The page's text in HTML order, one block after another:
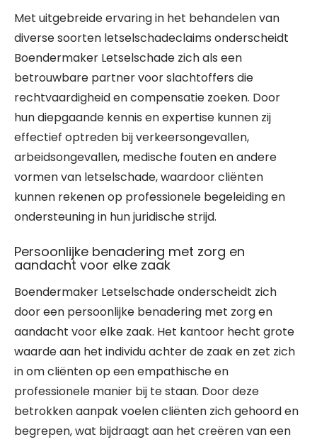
Met uitgebreide ervaring in het behandelen van
diverse soorten letselschadeclaims onderscheidt
Boendermaker Letselschade zich als een
betrouwbare partner voor slachtoffers die
rechtvaardigheid en compensatie zoeken. Door
hun diepgaande kennis en expertise kunnen zij
effectief optreden bij verkeersongevallen,
arbeidsongevallen, medische fouten en andere
vormen van letselschade, waardoor cliënten
kunnen rekenen op professionele begeleiding en
ondersteuning in hun juridische strijd.
Persoonlijke benadering met zorg en
aandacht voor elke zaak
Boendermaker Letselschade onderscheidt zich
door een persoonlijke benadering met zorg en
aandacht voor elke zaak. Het kantoor hecht grote
waarde aan het individu achter de zaak en zet zich
in om cliënten op een empathische en
professionele manier bij te staan. Door deze
betrokken aanpak voelen cliënten zich gehoord en
begrepen, wat bijdraagt aan het creëren van een